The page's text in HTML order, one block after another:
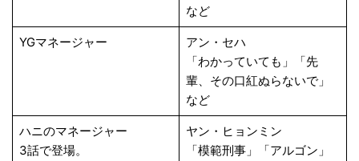
など
YGマネージャー
アン・セハ
「わかっていても」「先
輩、その口紅ぬらないで」
など
ハニのマネージャー
3話で登場。
ヤン・ヒョンミン
「模範刑事」「アルゴン」